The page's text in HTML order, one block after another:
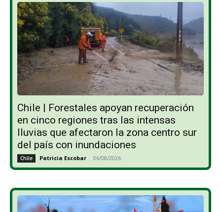
Chile | Forestales apoyan recuperación
en cinco regiones tras las intensas
lluvias que afectaron la zona centro sur
del país con inundaciones
Chile Patricia Escobar - 06/08/2026